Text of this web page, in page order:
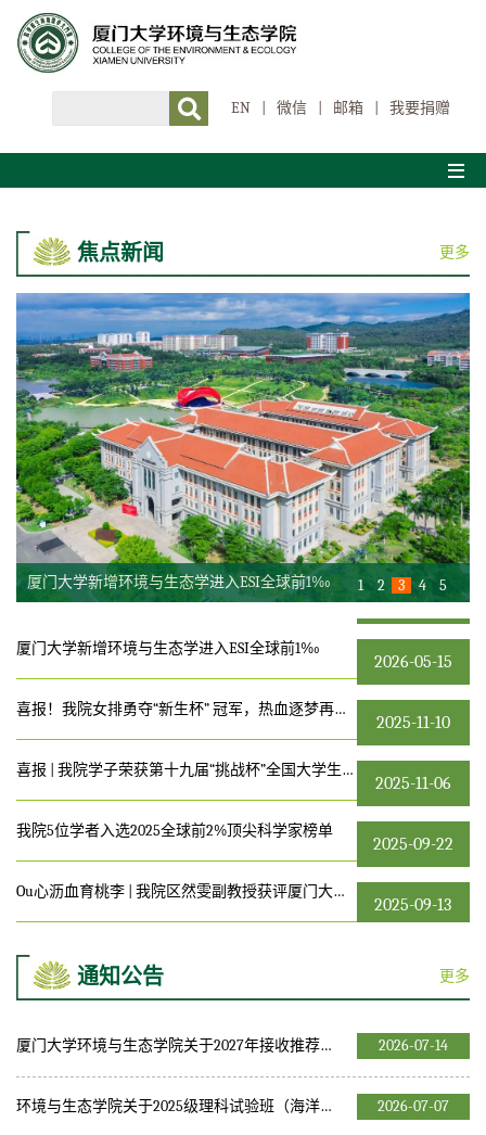
EN 微信 邮箱 我要捐赠
焦点新闻 更多
厦门大学新增环境与生态学进入ESI全球前1‰ 喜报！我院女排勇夺“新生杯” 冠军，热血逐梦再启新章
1 2 3 4 5
2026-06-12
吕永龙在联合国高级别主题活动作“加强跨文化交流 共建生态文明”报告
2026-05-30
喜报｜我院吕永龙教授荣获全国创新争先奖
2026-05-15
厦门大学新增环境与生态学进入ESI全球前1‰
2025-11-10
2025-11-06
喜报 | 我院学子荣获第十九届“挑战杯”全国大学生课外学术科技作品竞赛一等奖
2025-09-22
我院5位学者入选2025全球前2%顶尖科学家榜单
2025-09-13
2026-06-15
喜讯|我院男篮勇夺2026年厦门大学研究生超级杯篮球联赛总冠军
2026-06-15
关于对学院研究生男子篮球队予以表扬的通报
2026-06-08
通知公告 更多
厦门大学环境与生态学院关于2027年接收推荐免试研究生（含直博生）预报名的通知 2026-07-14
环境与生态学院关于2025级理科试验班（海洋与生态环境类）专业分流结果的公示 2026-07-07